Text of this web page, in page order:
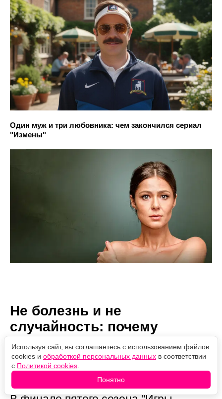
Один муж и три любовника: чем закончился сериал
"Измены"
Не болезнь и не
случайность: почему
ослепла Арья Старк
06.08.2026
редакцией
Используя сайт, вы соглашаетесь с использованием файлов
cookies и обработкой персональных данных в соответствии
с Политикой cookies
Понятно